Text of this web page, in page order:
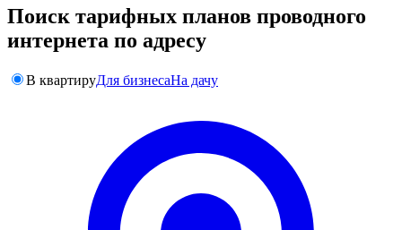
Поиск тарифных планов проводного
интернета по адресу
В квартируДля бизнесаНа дачу